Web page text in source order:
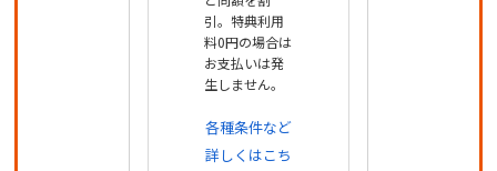
引。特典利用
料0円の場合は
お支払いは発
生しません。
各種条件など
詳しくはこち